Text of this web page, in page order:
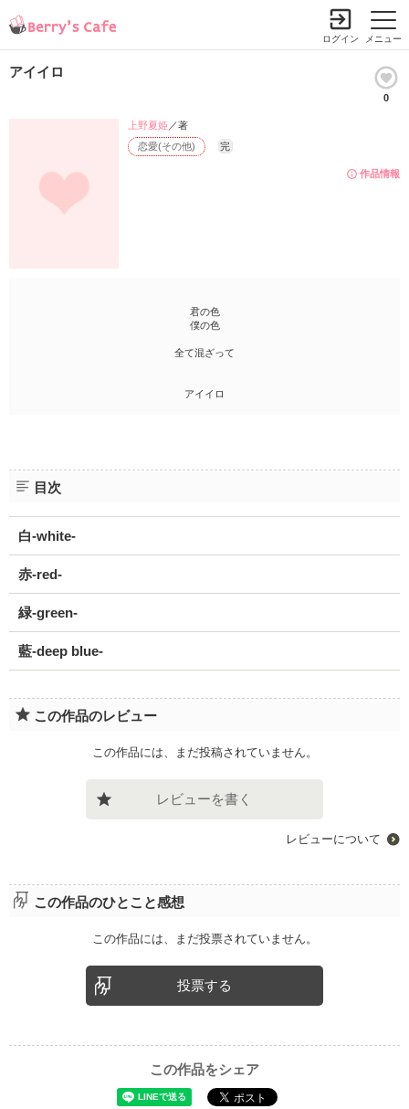
メニュー
ログイン
アイイロ
0
作品情報
恋愛(その他) 完
上野夏姫／著
君の色
僕の色
全て混ざって
アイイロ
目次
白-white-
赤-red-
緑-green-
藍-deep blue-
この作品のレビュー
この作品には、まだ投稿されていません。
レビューを書く
レビューについて
この作品のひとこと感想
この作品には、まだ投票されていません。
投票する
この作品をシェア